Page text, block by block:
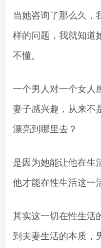
当她咨询了那么久，
样的问题，我就知道
不懂。
一个男人对一个女人
妻子感兴趣，从来不
漂亮到哪里去？
是因为她能让他在生
他才能在性生活这一
其实这一切在性生活
到夫妻生活的本质，